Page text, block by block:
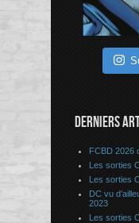
DERNIERS
FCBD 2026
Les sorties
Les sorties
DC vu
2023
Les sorties